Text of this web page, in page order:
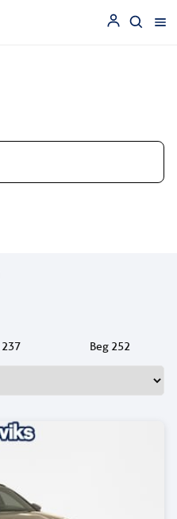
237 Beg 252